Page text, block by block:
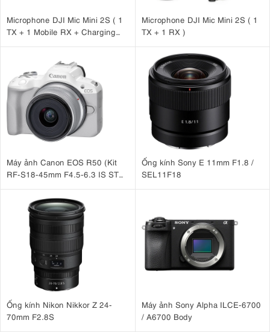
Microphone DJI Mic Mini 2S ( 1
TX + 1 Mobile RX + Charging
Microphone DJI Mic Mini 2S ( 1
TX + 1 RX )
Máy ảnh Canon EOS R50 (Kit
RF-S18-45mm F4.5-6.3 IS STM
Ống kính Sony E 11mm F1.8 /
SEL11F18
Ống kính Nikon Nikkor Z 24-
70mm F2.8S
Máy ảnh Sony Alpha ILCE-6700
/ A6700 Body